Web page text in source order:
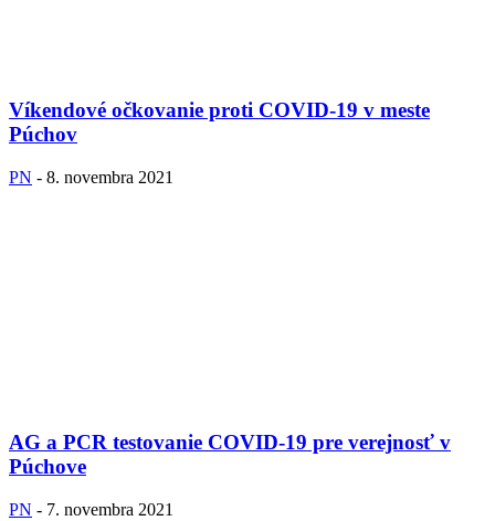
Víkendové očkovanie proti COVID-19 v meste
Púchov
PN - 8. novembra 2021
AG a PCR testovanie COVID-19 pre verejnosť v
Púchove
PN - 7. novembra 2021